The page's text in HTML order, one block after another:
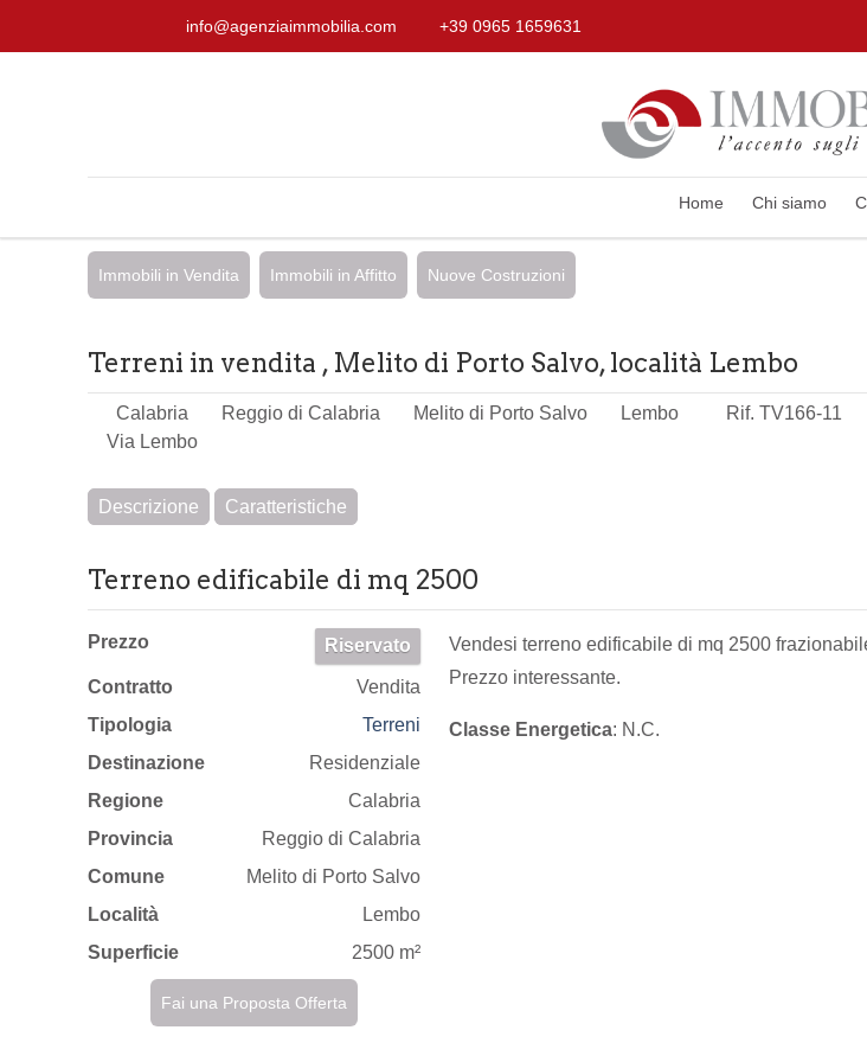
info@agenziaimmobilia.com +39 0965 1659631
Home Chi siamo
Immobili in Vendita Immobili in Affitto Nuove Costruzioni
Terreni in vendita , Melito di Porto Salvo, località Lembo
Calabria Reggio di Calabria Melito di Porto Salvo Lembo
Rif. TV166-11
Via Lembo
Descrizione Caratteristiche
Terreno edificabile di mq 2500
Prezzo Riservato
Contratto
Vendita
Tipologia
Terreni
Destinazione
Residenziale
Regione
Calabria
Provincia
Reggio di Calabria
Comune
Melito di Porto Salvo
Località
Lembo
Superficie
2500 m²
Fai una Proposta Offerta
Vendesi terreno edificabile di mq 2500
Prezzo interessante.
Classe Energetica: N.C.